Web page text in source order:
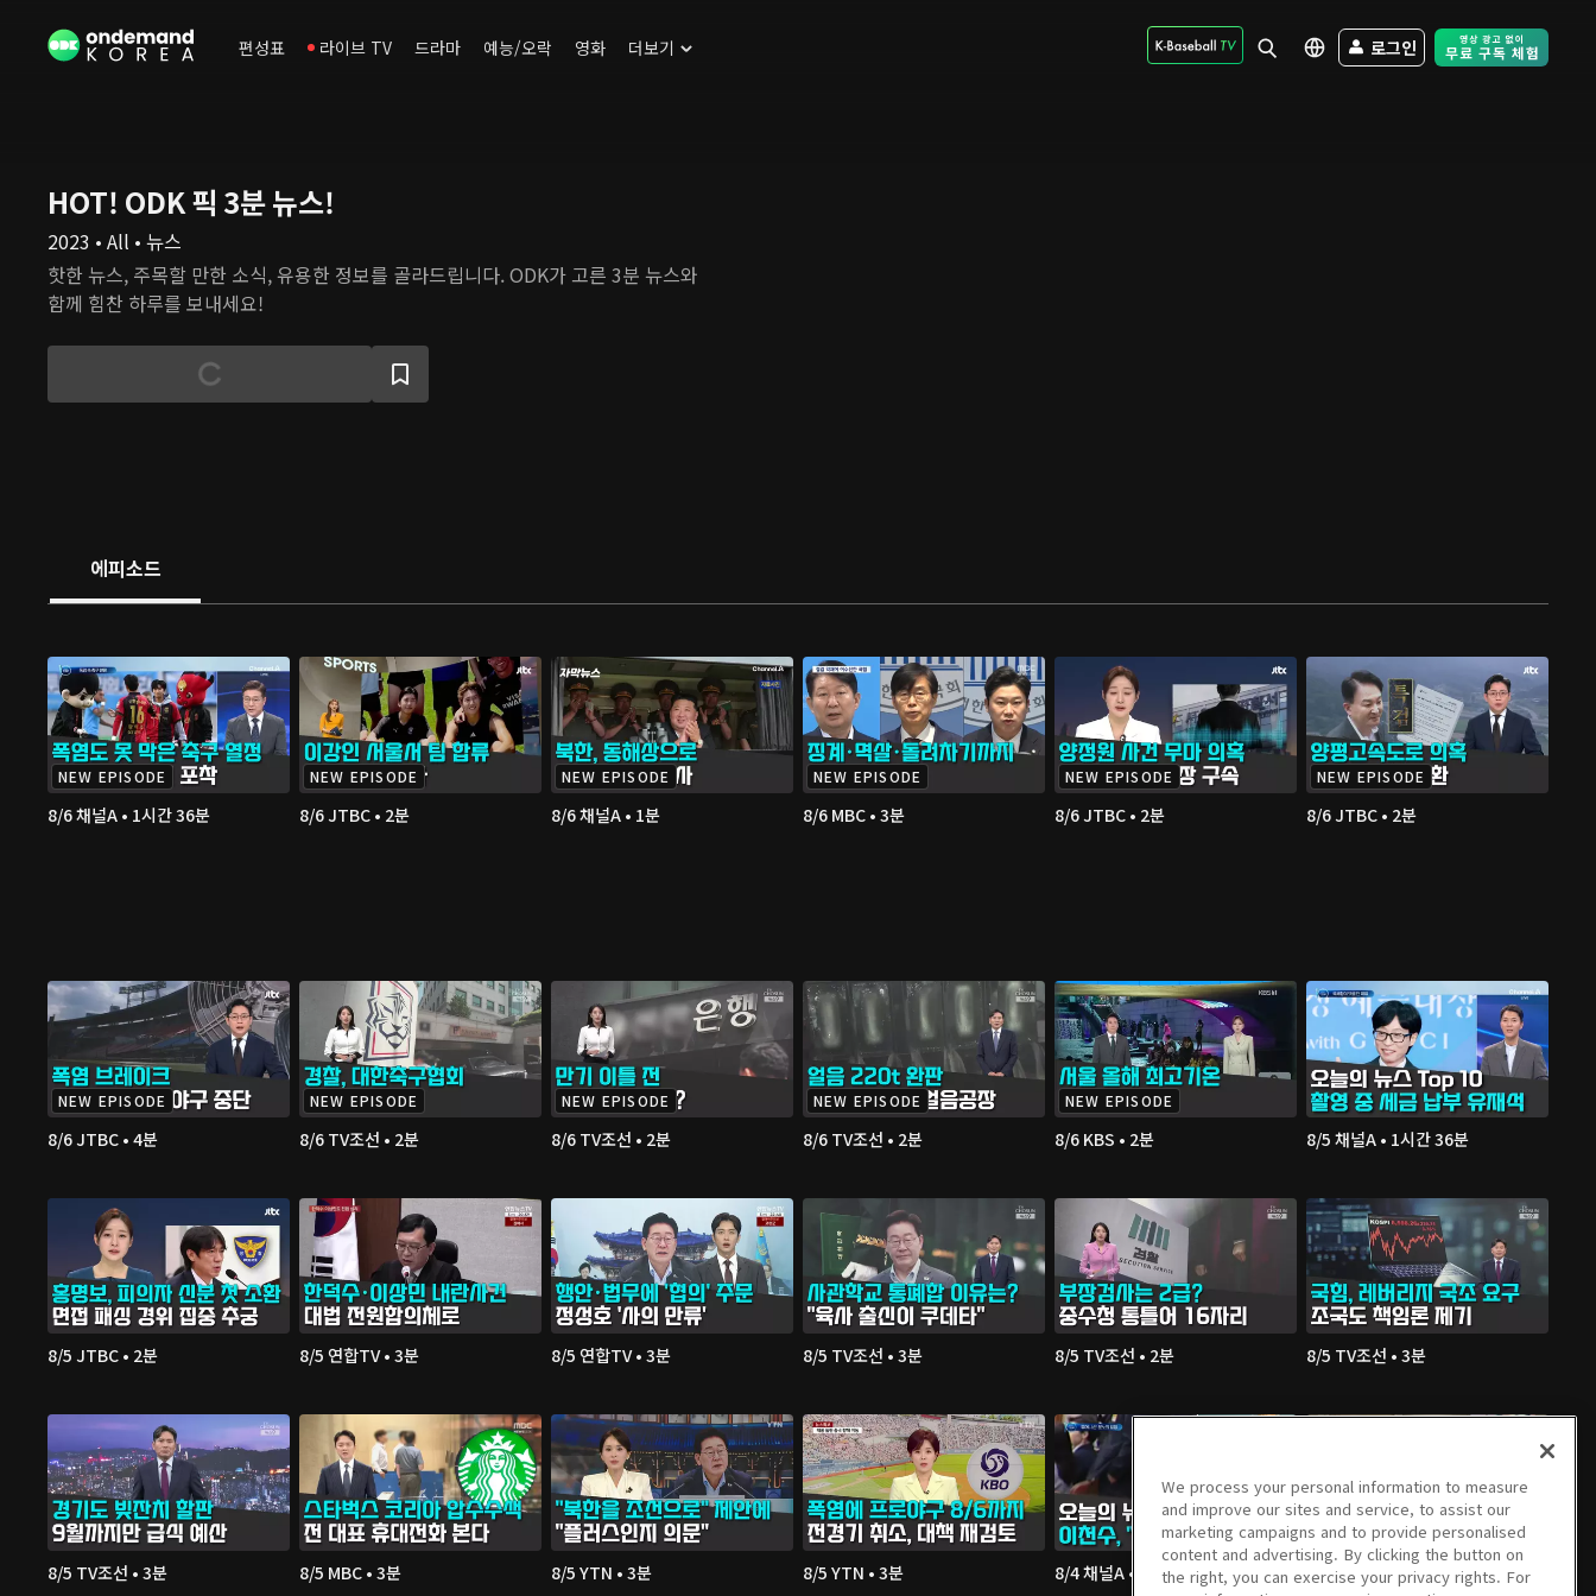
편성표 라이브 TV 드라마 예능/오락 영화 더보기 로그인 Free Trial -
HOT! ODK 픽 3분 뉴스!
2023 • All • 뉴스
핫한 뉴스, 주목할 만한 소식, 유용한 정보를 골라드립니다. ODK가 고른 3분 뉴스와
함께 힘찬 하루를 보내세요!
에피소드
NEW EPISODE
8/6 채널A • 1시간 36분
NEW EPISODE
8/6 JTBC • 2분
NEW EPISODE
8/6 채널A • 1분
NEW EPISODE
8/6 MBC • 3분
NEW EPISODE
8/6 JTBC • 2분
NEW EPISODE
8/6 JTBC • 2분
NEW EPISODE
8/6 JTBC • 4분
NEW EPISODE
8/6 TV조선 • 2분
NEW EPISODE
8/6 TV조선 • 2분
NEW EPISODE
8/6 TV조선 • 2분
NEW EPISODE
8/6 KBS • 2분 8/5 채널A • 1시간 36분
8/5 JTBC • 2분 8/5 연합TV • 3분 8/5 연합TV • 3분 8/5 TV조선 • 3분 8/5 TV조선 • 2분 8/5 TV조선 • 3분
8/5 TV조선 • 3분 8/5 MBC • 3분 8/5 YTN • 3분 8/5 YTN • 3분 8/4 채널A • 1시간 36분 8/4 JTBC • 2분
We process your personal information to measure
and improve our sites and service, to assist our
marketing campaigns and to provide personalised
content and advertising. By clicking the button on
the right, you can exercise your privacy rights. For